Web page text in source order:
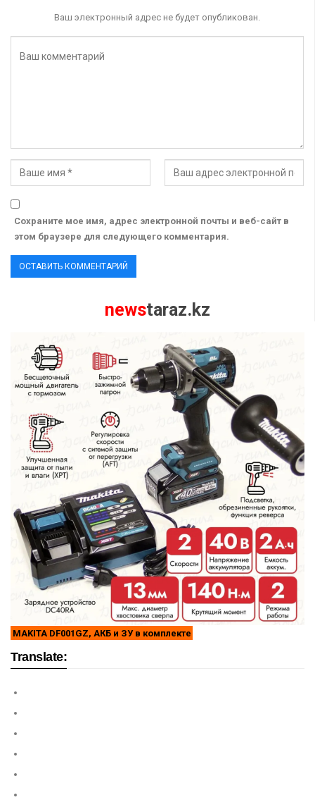
Ваш электронный адрес не будет опубликован.
Сохраните мое имя, адрес электронной почты и веб-сайт в
этом браузере для следующего комментария.
newstaraz.kz
MAKITA DF001GZ, АКБ и ЗУ в комплекте
Translate: